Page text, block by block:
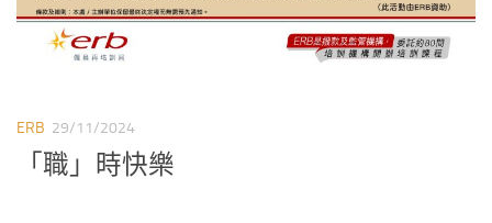
ERB 29/11/2024
「職」時快樂